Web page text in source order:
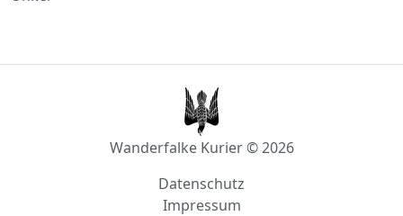
Wanderfalke Kurier © 2026
Impressum
AGB